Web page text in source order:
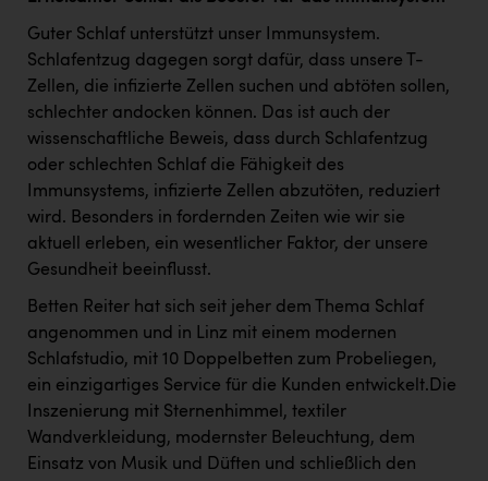
Guter Schlaf unterstützt unser Immunsystem.
Schlafentzug dagegen sorgt dafür, dass unsere T-
Zellen, die infizierte Zellen suchen und abtöten sollen,
schlechter andocken können. Das ist auch der
wissenschaftliche Beweis, dass durch Schlafentzug
oder schlechten Schlaf die Fähigkeit des
Immunsystems, infizierte Zellen abzutöten, reduziert
wird. Besonders in fordernden Zeiten wie wir sie
aktuell erleben, ein wesentlicher Faktor, der unsere
Gesundheit beeinflusst.
Betten Reiter hat sich seit jeher dem Thema Schlaf
angenommen und in Linz mit einem modernen
Schlafstudio, mit 10 Doppelbetten zum Probeliegen,
ein einzigartiges Service für die Kunden entwickelt.Die
Inszenierung mit Sternenhimmel, textiler
Wandverkleidung, modernster Beleuchtung, dem
Einsatz von Musik und Düften und schließlich den